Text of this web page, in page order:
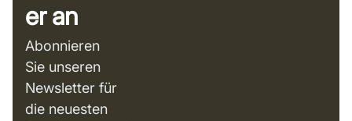
er an
Abonnieren
Sie unseren
Newsletter für
die neuesten